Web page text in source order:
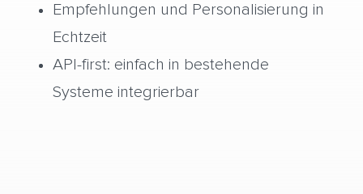
Empfehlungen und Personalisierung in
Echtzeit
API-first: einfach in bestehende
Systeme integrierbar